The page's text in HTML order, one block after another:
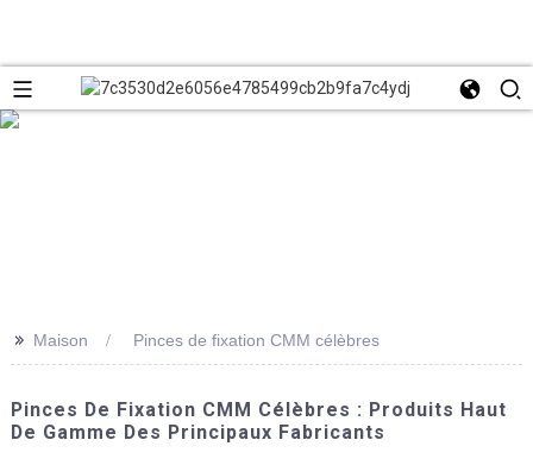
>> Maison Pinces de fixation CMM célèbres
Pinces De Fixation CMM Célèbres : Produits Haut
De Gamme Des Principaux Fabricants